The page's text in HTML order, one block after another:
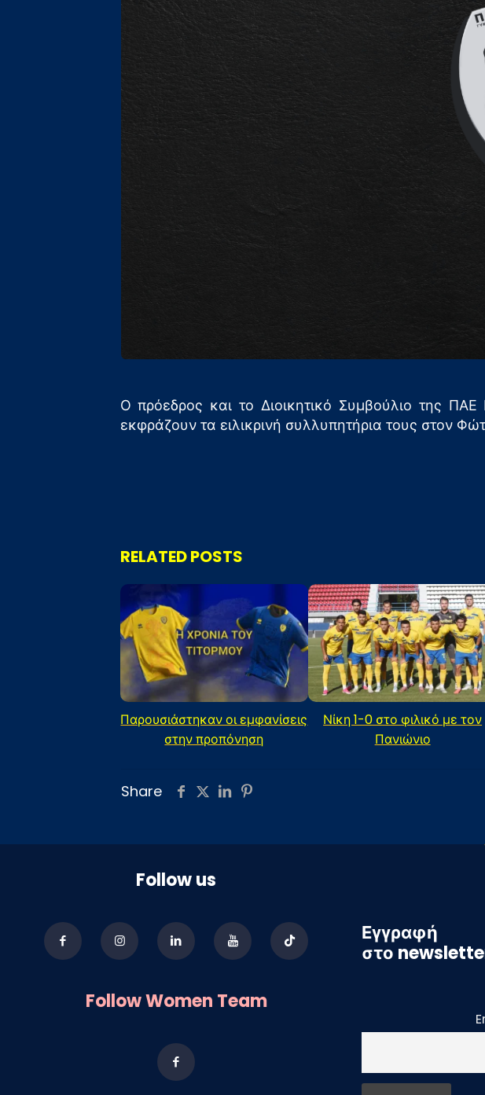
Ο πρόεδρος και το Διοικητικό Συμβούλιο της
εκφράζουν τα ειλικρινή συλλυπητήρια τους στον
RELATED POSTS
Παρουσιάστηκαν οι εμφανίσεις
στην προπόνηση
Νίκη 1-0 στο φιλικό με τον
Πανιώνιο
Share
Follow us
Follow Women Team
Εγγραφή
στο